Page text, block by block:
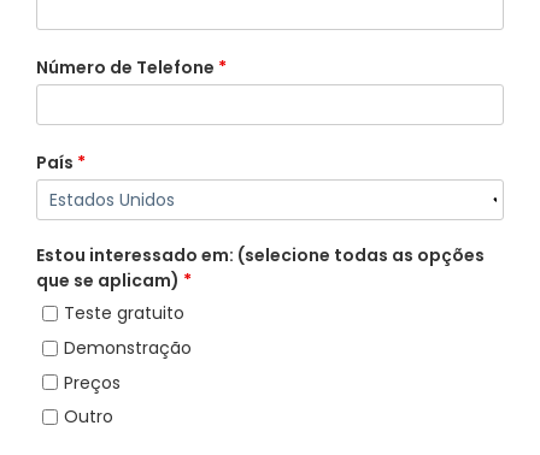
Número de Telefone *
País *
Estou interessado em: (selecione todas as opções
que se aplicam) *
Teste gratuito
Demonstração
Preços
Outro